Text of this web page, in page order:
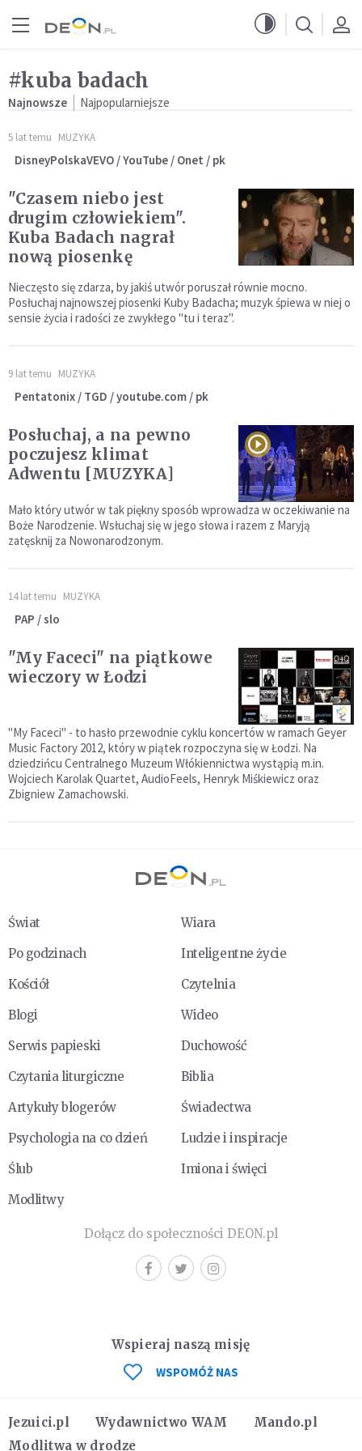
#kuba badach
Najnowsze Najpopularniejsze
5 lat temu MUZYKA
DisneyPolskaVEVO / YouTube / Onet / pk
"Czasem niebo jest
drugim człowiekiem".
Kuba Badach nagrał
nową piosenkę
Nieczęsto się zdarza, by jakiś utwór poruszał równie mocno.
Posłuchaj najnowszej piosenki Kuby Badacha; muzyk śpiewa w niej o
sensie życia i radości ze zwykłego "tu i teraz".
9 lat temu MUZYKA
Pentatonix / TGD / youtube.com / pk
Posłuchaj, a na pewno
poczujesz klimat
Adwentu [MUZYKA]
Mało który utwór w tak piękny sposób wprowadza w oczekiwanie na
Boże Narodzenie. Wsłuchaj się w jego słowa i razem z Maryją
zatęsknij za Nowonarodzonym.
14 lat temu MUZYKA
PAP / slo
"My Faceci" na piątkowe
wieczory w Łodzi
"My Faceci" - to hasło przewodnie cyklu koncertów w ramach Geyer
Music Factory 2012, który w piątek rozpoczyna się w Łodzi. Na
dziedzińcu Centralnego Muzeum Włókiennictwa wystąpią m.in.
Wojciech Karolak Quartet, AudioFeels, Henryk Miśkiewicz oraz
Zbigniew Zamachowski.
Świat
Wiara
Po godzinach
Inteligentne życie
Kościół
Czytelnia
Blogi
Wideo
Serwis papieski
Duchowość
Czytania liturgiczne
Biblia
Artykuły blogerów
Świadectwa
Psychologia na co dzień
Ludzie i inspiracje
Ślub
Imiona i święci
Modlitwy
Dołącz do społeczności DEON.pl
Jezuici.pl Wydawnictwo WAM
Mando.pl
Modlitwa w drodze
Wspieraj naszą misję
WSPOMÓŻ NAS